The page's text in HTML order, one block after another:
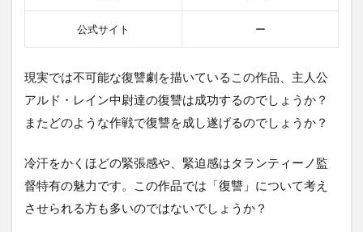
公式サイト ー
現実では不可能な復讐劇を描いているこの作品、主人公
アルド・レイン中尉達の復讐は成功するのでしょうか？
またどのような作戦で復讐を成し遂げるのでしょうか？
冷汗をかくほどの緊張感や、緊迫感はタランティーノ監
督特有の魅力です。この作品では「復讐」について考え
させられる方も多いのではないでしょうか？